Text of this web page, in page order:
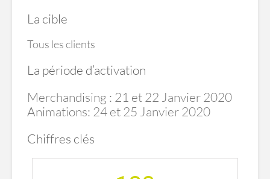
La cible
Tous les clients
La période d’activation
Merchandising : 21 et 22 Janvier 2020
Animations: 24 et 25 Janvier 2020
Chiffres clés